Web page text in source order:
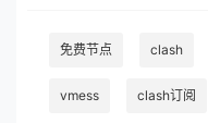
免费节点 clash
vmess clash订阅